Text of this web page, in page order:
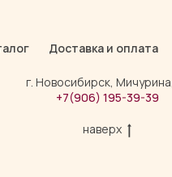
Доставка и оплата
г. Новосибирск,
+7(906) 195-39-39
наверх